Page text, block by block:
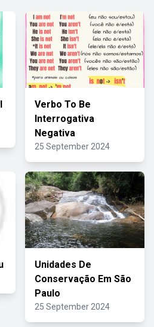
Verbo To Be
Interrogativa
Negativa
25 September 2024
Unidades De
Conservação Em São
Paulo
25 September 2024